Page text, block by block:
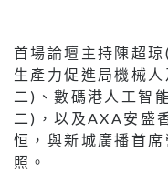
集群
第二場專題討論「北
協會執行董事麥嘉